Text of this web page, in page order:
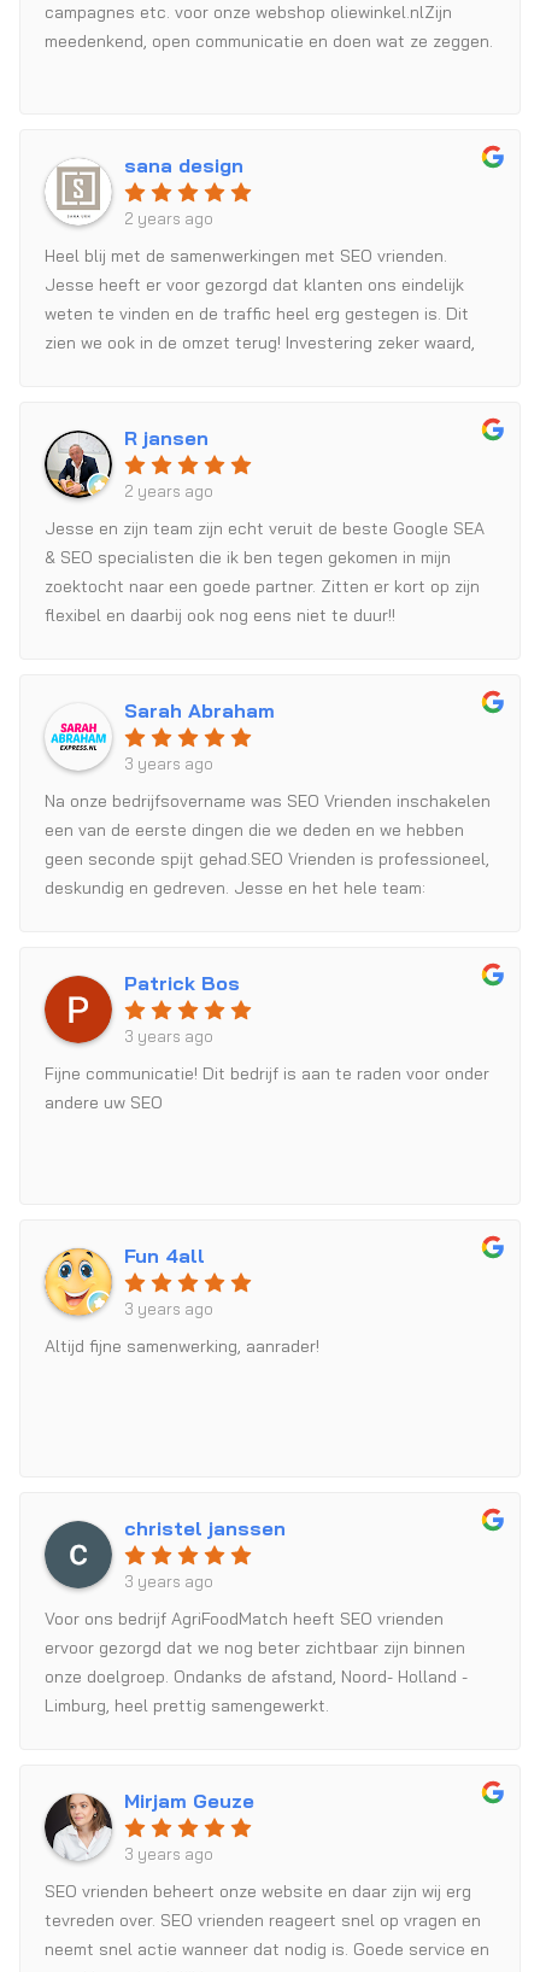
campagnes etc. voor onze webshop oliewinkel.nlZijn
meedenkend, open communicatie en doen wat ze zeggen.
sana design
2 years ago
Heel blij met de samenwerkingen met SEO vrienden.
Jesse heeft er voor gezorgd dat klanten ons eindelijk
weten te vinden en de traffic heel erg gestegen is. Dit
zien we ook in de omzet terug! Investering zeker waard,
R jansen
2 years ago
Jesse en zijn team zijn echt veruit de beste Google SEA
& SEO specialisten die ik ben tegen gekomen in mijn
zoektocht naar een goede partner. Zitten er kort op zijn
flexibel en daarbij ook nog eens niet te duur!!
Sarah Abraham
3 years ago
Na onze bedrijfsovername was SEO Vrienden inschakelen
een van de eerste dingen die we deden en we hebben
geen seconde spijt gehad.SEO Vrienden is professioneel,
deskundig en gedreven. Jesse en het hele team:
Patrick Bos
3 years ago
Fijne communicatie! Dit bedrijf is aan te raden voor onder
andere uw SEO
Fun 4all
3 years ago
Altijd fijne samenwerking, aanrader!
christel janssen
3 years ago
Voor ons bedrijf AgriFoodMatch heeft SEO vrienden
ervoor gezorgd dat we nog beter zichtbaar zijn binnen
onze doelgroep. Ondanks de afstand, Noord- Holland -
Limburg, heel prettig samengewerkt.
Mirjam Geuze
3 years ago
SEO vrienden beheert onze website en daar zijn wij erg
tevreden over. SEO vrienden reageert snel op vragen en
neemt snel actie wanneer dat nodig is. Goede service en